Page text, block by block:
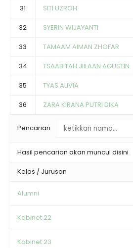
31 SITI UZROH
32 SYERIN WIJAYANTI
33 TAMAAM AIMAN ZHOFAR
34 TSAABITAH JIILAAN AGUSTIN
35 TYAS ALIVIA
36 ZARA KIRANA PUTRI DIKA
Pencarian
Hasil pencarian akan muncul disini
Kelas / Jurusan
Alumni
Kabinet 22
Kabinet 23